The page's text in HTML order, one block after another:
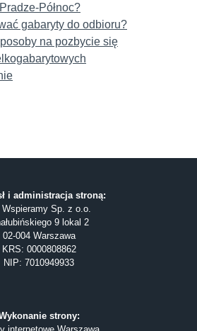
Północ?
gabaryty do odbioru?
na pozbycie się
i administracja stroną:
Wspieramy Sp. z o.o.
9 lokal 2
02-004 Warszawa
KRS: 0000808862
NIP: 7010949933
strony: